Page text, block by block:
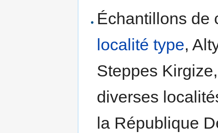
Échantillons de
localité type,
Steppes
diverses
la République